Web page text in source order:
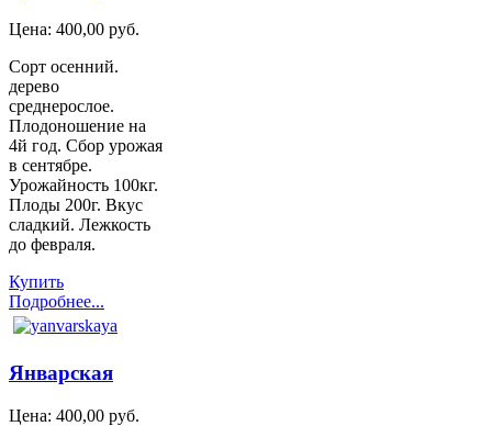
Цена: 400,00 руб.
Сорт осенний.
дерево
среднерослое.
Плодоношение на
4й год. Сбор урожая
в сентябре.
Урожайность 100кг.
Плоды 200г. Вкус
сладкий. Лежкость
до февраля.
Купить
Подробнее...
Январская
Цена: 400,00 руб.